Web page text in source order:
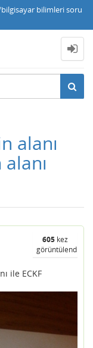
bilimleri soru
alanı
605 kez
görüntülendi
ile ECKF